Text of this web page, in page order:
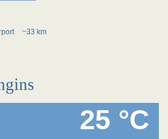
~33 km
25 °C